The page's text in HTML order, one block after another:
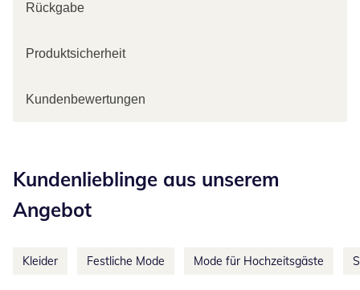
Rückgabe
Produktsicherheit
Kundenbewertungen
Kundenlieblinge aus unserem
Angebot
Kleider Festliche Mode Mode für Hochzeitsgäste